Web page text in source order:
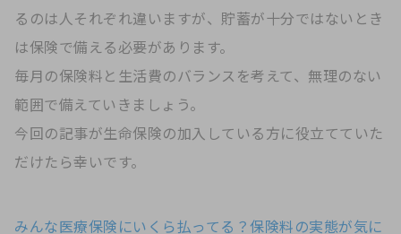
るのは人それぞれ違いますが、貯蓄が十分ではないとき
は保険で備える必要があります。
毎月の保険料と生活費のバランスを考えて、無理のない
範囲で備えていきましょう。
今回の記事が生命保険の加入している方に役立てていた
だけたら幸いです。
みんな医療保険にいくら払ってる？保険料の実態が気に